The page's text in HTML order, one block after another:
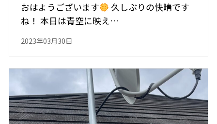
おはようございます
久しぶりの快晴です
ね！ 本日は青空に映え…
2023年03月30日